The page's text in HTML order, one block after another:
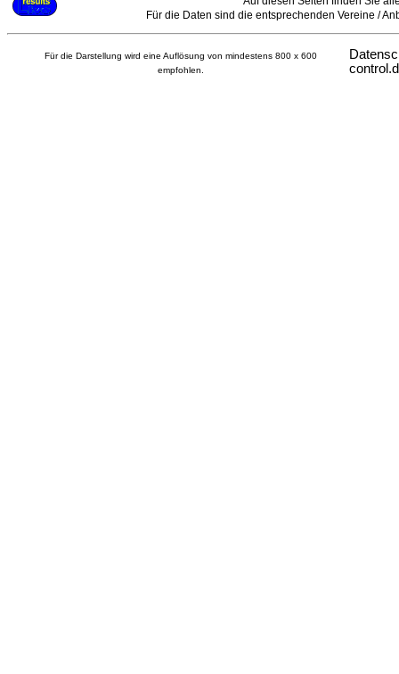
Für die Daten sind die entsprechenden Vereine /
Für die Darstellung wird eine Auflösung von mindestens 800 x 600
empfohlen.